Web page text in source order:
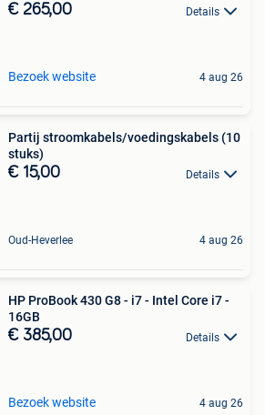
€ 265,00 Details
Bezoek website 4 aug 26
Partij stroomkabels/voedingskabels (10
stuks)
€ 15,00 Details
Oud-Heverlee 4 aug 26
HP ProBook 430 G8 - i7 - Intel Core i7 -
16GB
€ 385,00 Details
Bezoek website 4 aug 26